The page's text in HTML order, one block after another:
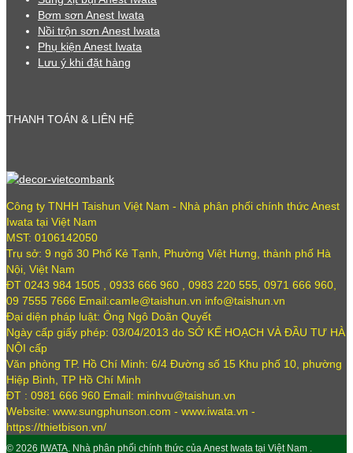
Bơm sơn Anest Iwata
Nồi trộn sơn Anest Iwata
Phụ kiện Anest Iwata
Lưu ý khi đặt hàng
THANH TOÁN & LIÊN HỆ
Công ty TNHH Taishun Việt Nam - Nhà phân phối chính thức Anest
Iwata tại Việt Nam
MST: 0106142050
Trụ sở: 9 ngõ 30 Phố Kẻ Tạnh, Phường Việt Hưng, thành phố Hà
Nội, Việt Nam
ĐT 0243 984 1505 , 0933 666 960 , 0983 220 555, 0971 666 960,
09 7555 7666 Email:camle@taishun.vn info@taishun.vn
Đại diện pháp luật: Ông Ngô Doãn Quyết
Ngày cấp giấy phép: 03/04/2013 do SỞ KẾ HOẠCH VÀ ĐẦU TƯ HÀ
NỘI cấp
Văn phòng TP. Hồ Chí Minh: 6/4 Đường số 15 Khu phố 10, phường
Hiệp Bình, TP Hồ Chí Minh
ĐT : 0981 666 960 Email: minhvu@taishun.vn
Website: www.sungphunson.com - www.iwata.vn -
https://thietbison.vn/
© 2026 IWATA. Nhà phân phối chính thức của Anest Iwata tại Việt Nam .